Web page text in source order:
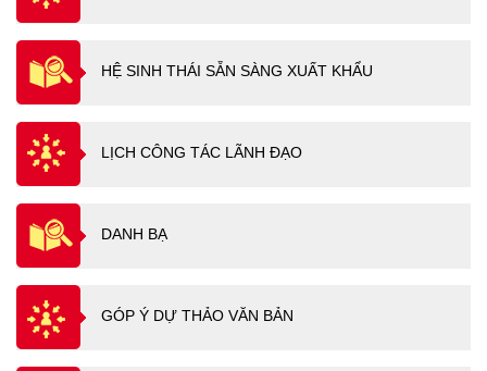
HỆ SINH THÁI SẴN SÀNG XUẤT KHẨU
LỊCH CÔNG TÁC LÃNH ĐẠO
DANH BẠ
GÓP Ý DỰ THẢO VĂN BẢN